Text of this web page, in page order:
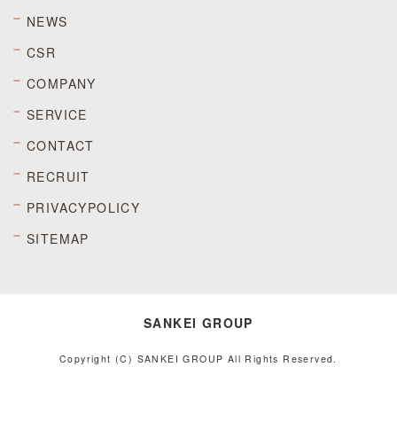
NEWS
CSR
COMPANY
SERVICE
CONTACT
RECRUIT
PRIVACYPOLICY
SITEMAP
SANKEI GROUP
Copyright (C) SANKEI GROUP All Rights Reserved.